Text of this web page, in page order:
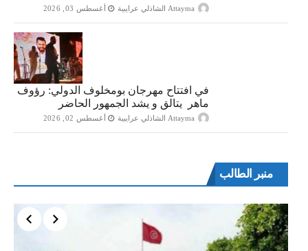
Attayma الشاذلي عرايبية أغسطس 03, 2026
في افتتاح مهرجان بومخلوف الدولي: رؤوف
ماهر يتالق و يشد الجمهور الحاضر
Attayma الشاذلي عرايبية أغسطس 02, 2026
منبر الطالب